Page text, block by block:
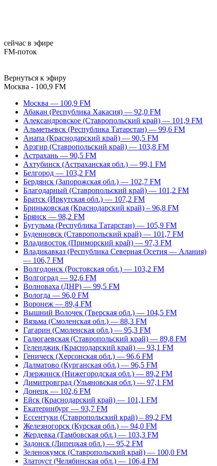
сейчас в эфире
FM-поток
Вернуться к эфиру
Москва - 100,9 FM
Москва — 100,9 FM
Абакан (Республика Хакасия) — 92,0 FM
Александровское (Ставропольский край) — 101,9 FM
Альметьевск (Республика Татарстан) — 99,6 FM
Анапа (Краснодарский край) — 90,5 FM
Арзгир (Ставропольский край) — 103,8 FM
Астрахань — 90,5 FM
Ахтубинск (Астраханская обл.) — 99,1 FM
Белгород — 103,2 FM
Бердянск (Запорожская обл.) — 102,7 FM
Благодарный (Ставропольский край) — 101,2 FM
Братск (Иркутская обл.) — 107,2 FM
Бриньковская (Краснодарский край) – 96,8 FM
Брянск — 98,2 FM
Бугульма (Республика Татарстан) — 105,9 FM
Буденновск (Ставропольский край) — 101,7 FM
Владивосток (Приморский край) — 97,3 FM
Владикавказ (Республика Северная Осетия — Алания)
— 106,7 FM
Волгодонск (Ростовская обл.) — 103,2 FM
Волгоград — 92,6 FM
Волноваха (ДНР) — 99,5 FM
Вологда — 96,0 FM
Воронеж — 89,4 FM
Вышний Волочек (Тверская обл.) — 104,5 FM
Вязьма (Смоленская обл.) — 88,3 FM
Гагарин (Смоленская обл.) — 95,3 FM
Галюгаевская (Ставропольский край) — 89,8 FM
Геленджик (Краснодарский край) — 93,1 FM
Геническ (Херсонская обл.) — 96,6 FM
Далматово (Курганская обл.) — 96,5 FM
Дзержинск (Нижегородская обл.) — 89,2 FM
Димитровград (Ульяновская обл.) — 97,1 FM
Донецк — 102,6 FM
Ейск (Краснодарский край) — 101,1 FM
Екатеринбург — 93,7 FM
Ессентуки (Ставропольский край) – 89,2 FM
Железногорск (Курская обл.) — 94,0 FM
Жердевка (Тамбовская обл.) — 103,3 FM
Задонск (Липецкая обл.) — 95,2 FM
Зеленокумск (Ставропольский край) — 100,0 FM
Златоуст (Челябинская обл.) — 106,4 FM